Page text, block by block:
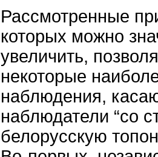
Рассмотренные
которых можно
увеличить,
некоторые
наблюдения,
наблюдатели “со
белорусскую